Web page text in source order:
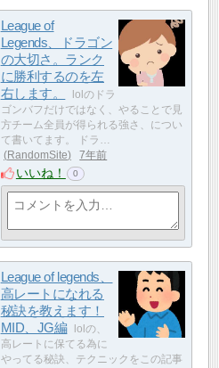
League of
Legends、ドラゴン
の大切さ。ランク
に勝利するのを左
右します。
lolのドラ
ゴンバフだけではなく、やることで見
方チーム全員が得られる強さ、につい
て書いてます。 ドラ…
RandomSite
7年前
いいね！ 0
League of legends、
高レートになれる
秘訣を教えます！
MID、JG編
lolの、
高レートに保てる為に
やってる秘訣、テクニックをこの記事